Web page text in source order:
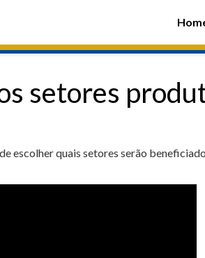
setores
escolher quais setores serão